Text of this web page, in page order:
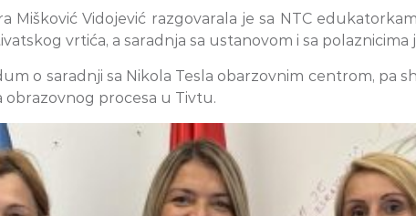
Vidojević razgovarala je sa NTC
vrtića, a saradnja sa ustanovom i sa polaznicima
o saradnji sa Nikola Tesla obarzovnim centrom, pa
obrazovnog procesa u Tivtu.